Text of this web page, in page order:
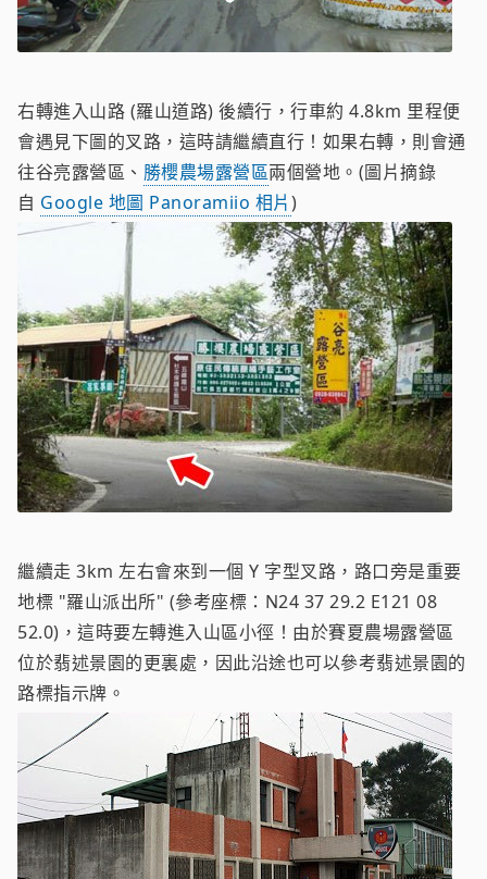
右轉進入山路 (羅山道路) 後續行，行車約 4.8km 里程便
會遇見下圖的叉路，這時請繼續直行！如果右轉，則會通
往谷亮露營區、 勝櫻農場露營區兩個營地。(圖片摘錄
自 Google 地圖 Panoramiio 相片)
繼續走 3km 左右會來到一個 Y 字型叉路，路口旁是重要
地標 "羅山派出所" (參考座標：N24 37 29.2 E121 08
52.0)，這時要左轉進入山區小徑！由於賽夏農場露營區
位於翡述景園的更裏處，因此沿途也可以參考翡述景園的
路標指示牌。